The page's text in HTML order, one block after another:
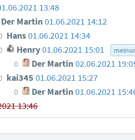
13:48
Der Martin01.06.2021 14:12
Hans01.06.2021 14:34
Henry 01.06.2021 15:01
0 Der Martin02.06.2021
kai345 01.06.2021 15:27
0 Der Martin01.06.2021
13:46